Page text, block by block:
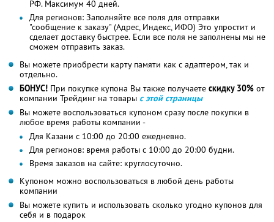
РФ. Максимум 40 дней.
Для регионов: Заполняйте все поля для отправки
"сообщение к заказу" (Адрес, Индекс, ИФО) Это упростит и
сделает доставку быстрее. Если все поля не заполнены мы не
сможем отправить заказ.
Вы можете приобрести карту памяти как с адаптером, так и
отдельно.
БОНУС! При покупке купона Вы также получаете скидку 30% от
компании Трейдинг на товары с этой страницы
Вы можете воспользоваться купоном сразу после покупки в
любое время работы компании -
Для Казани с 10:00 до 20:00 ежедневно.
Для регионов: время работы с 10:00 до 20:00 будни.
Время заказов на сайте: круглосуточно.
Купоном можно воспользоваться в любой день работы
компании
Вы можете купить и использовать сколько угодно купонов для
себя и в подарок